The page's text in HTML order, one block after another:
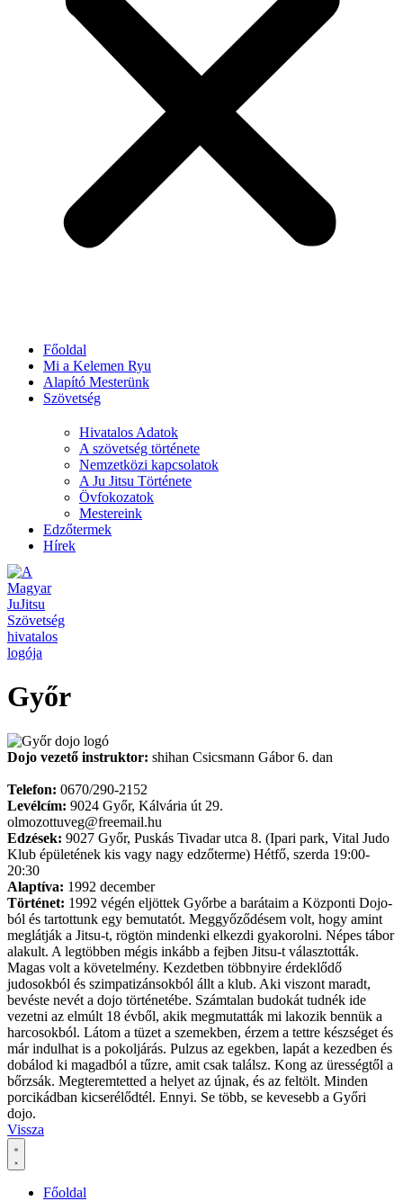
Főoldal
Mi a Kelemen Ryu
Alapító Mesterünk
Szövetség
Hivatalos Adatok
A szövetség története
Nemzetközi kapcsolatok
A Ju Jitsu Története
Övfokozatok
Mestereink
Edzőtermek
Hírek
Győr
Dojo vezető instruktor: shihan Csicsmann Gábor 6. dan
Telefon: 0670/290-2152
Levélcím: 9024 Győr, Kálvária út 29.
olmozottuveg@freemail.hu
Edzések: 9027 Győr, Puskás Tivadar utca 8. (Ipari park, Vital Judo
Klub épületének kis vagy nagy edzőterme) Hétfő, szerda 19:00-
20:30
Alaptíva: 1992 december
Történet: 1992 végén eljöttek Győrbe a barátaim a Központi Dojo-
ból és tartottunk egy bemutatót. Meggyőződésem volt, hogy amint
meglátják a Jitsu-t, rögtön mindenki elkezdi gyakorolni. Népes tábor
alakult. A legtöbben mégis inkább a fejben Jitsu-t választották.
Magas volt a követelmény. Kezdetben többnyire érdeklődő
judosokból és szimpatizánsokból állt a klub. Aki viszont maradt,
bevéste nevét a dojo történetébe. Számtalan budokát tudnék ide
vezetni az elmúlt 18 évből, akik megmutatták mi lakozik bennük a
harcosokból. Látom a tüzet a szemekben, érzem a tettre készséget és
már indulhat is a pokoljárás. Pulzus az egekben, lapát a kezedben és
dobálod ki magadból a tűzre, amit csak találsz. Kong az ürességtől a
bőrzsák. Megteremtetted a helyet az újnak, és az feltölt. Minden
porcikádban kicserélődtél. Ennyi. Se több, se kevesebb a Győri
dojo.
Vissza
Főoldal